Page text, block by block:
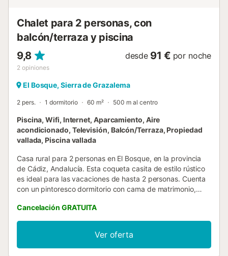
Chalet para 2 personas, con
balcón/terraza y piscina
9,8
2 opiniones
desde 91 € por noche
El Bosque, Sierra de Grazalema
2 pers. 1 dormitorio 60 m² 500 m al centro
Piscina, Wifi, Internet, Aparcamiento, Aire
acondicionado, Televisión, Balcón/Terraza, Propiedad
vallada, Piscina vallada
Casa rural para 2 personas en El Bosque, en la provincia
de Cádiz, Andalucía. Esta coqueta casita de estilo rústico
es ideal para las vacaciones de hasta 2 personas. Cuenta
con un pintoresco dormitorio con cama de matrimonio,
sofás, chimenea y mesa de comedor. Completa el
equipamiento interior una cocina bien equipada. La zona
exterior, incluida la piscina y el comedor cubierto al aire
libre, se comparte entre los tres alojamientos del
complejo....
Cancelación GRATUITA
Ver oferta